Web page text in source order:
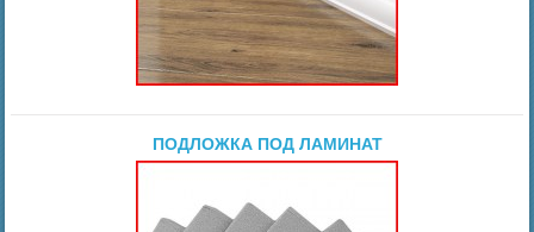
ПОДЛОЖКА ПОД ЛАМИНАТ